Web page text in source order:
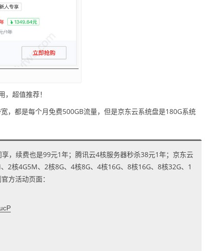
超值推荐！
，都是每个月免费500GB流量，但是京东云系统盘是180G系统
，续费也是99元1年；腾讯云4核服务器秒杀38元1年；京东云
2核4G5M、2核8G、4核8G、4核16G、8核16G、8核32G、1
方活动页面：